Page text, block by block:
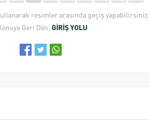
resimler arasında geçiş yapabilirsiniz.
Geri Dön: GİRİŞ YOLU